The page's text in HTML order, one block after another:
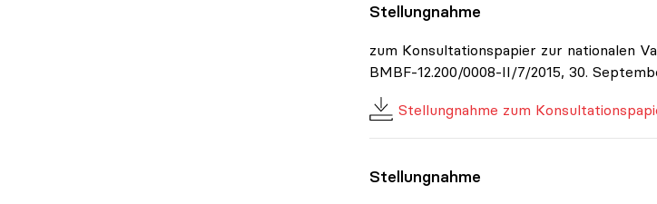
Stellungnahme
zum Konsultationspapier zur nationalen
BMBF-12.200/0008-II/7/2015, 30.
Stellungnahme zum
Stellungnahme